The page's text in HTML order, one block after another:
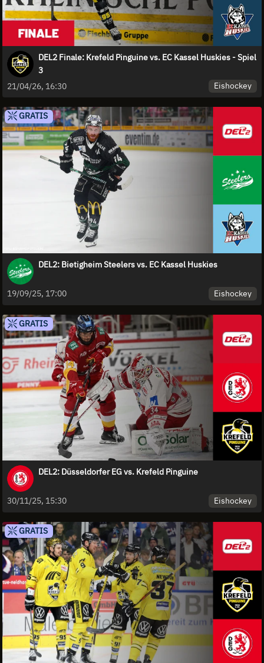
DEL2 Finale: Krefeld Pinguine vs. EC Kassel Huskies - Spiel
3
21/04/26, 16:30
Eishockey
GRATIS
DEL2: Bietigheim Steelers vs. EC Kassel Huskies
19/09/25, 17:00 Eishockey
GRATIS
DEL2: Düsseldorfer EG vs. Krefeld Pinguine
30/11/25, 15:30 Eishockey
GRATIS